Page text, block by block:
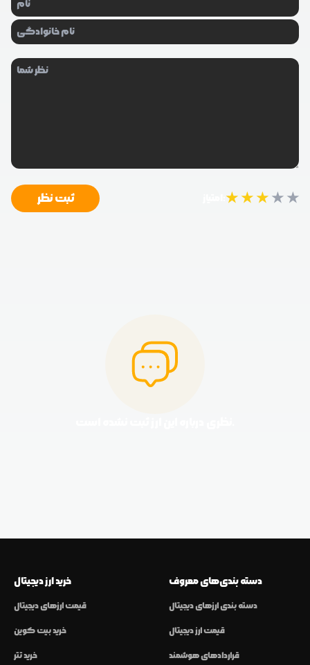
★★★★★ ثبت نظر
خرید ارز دیجیتال
قیمت ارزهای دیجیتال
خرید بیت کوین
خرید تتر
دسته بندی‌های معروف
دسته بندی ارزهای دیجیتال
قیمت ارز دیجیتال
قراردادهای هوشمند